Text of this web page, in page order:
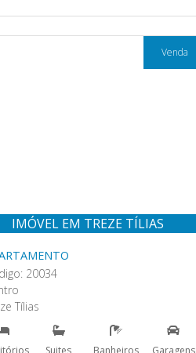
Venda
IMÓVEL EM TREZE TÍLIAS
20034
Tílias
Suites Banheiros Garagens